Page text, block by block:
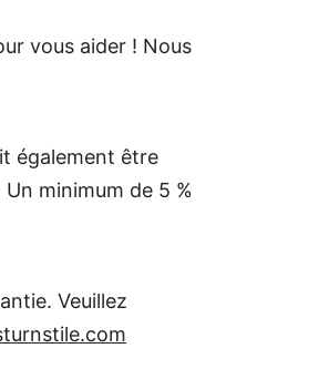
vous aider ! Nous
également être
minimum de 5 %
Veuillez